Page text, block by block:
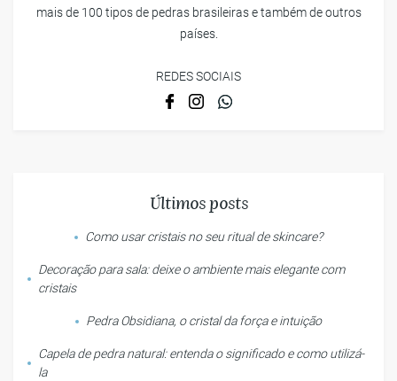
mais de 100 tipos de pedras brasileiras e também de outros
países.
REDES SOCIAIS
Últimos posts
Como usar cristais no seu ritual de skincare?
Decoração para sala: deixe o ambiente mais elegante com
cristais
Pedra Obsidiana, o cristal da força e intuição
Capela de pedra natural: entenda o significado e como utilizá-
la